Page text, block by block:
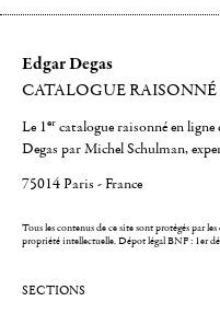
Edgar Degas
CATALOGUE
Le 1er catalogue raisonné en
Degas par Michel Schulman,
75014 Paris - France
Tous les contenus de ce site sont protégés par
propriété intellectuelle.Dépot légal BNF : 1er
SECTIONS